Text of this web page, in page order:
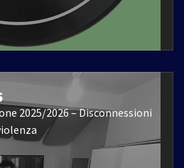
2025/2026 – Disconnessioni